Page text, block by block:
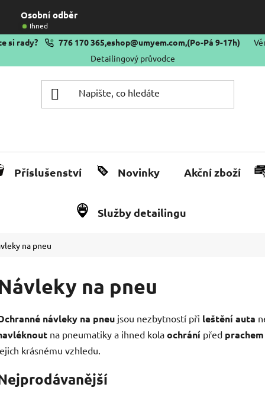
Osobní odběr
Ihned
si rady? 776 170 365,eshop@umyem.com,(Po-Pá 9-17h)
Detailingový průvodce
Příslušenství Novinky Akční zboží
Služby detailingu
na pneu
na pneu
návleky na pneu jsou nezbytností při leštění auta
na pneumatiky a ihned kola ochrání před prachem
krásnému vzhledu.